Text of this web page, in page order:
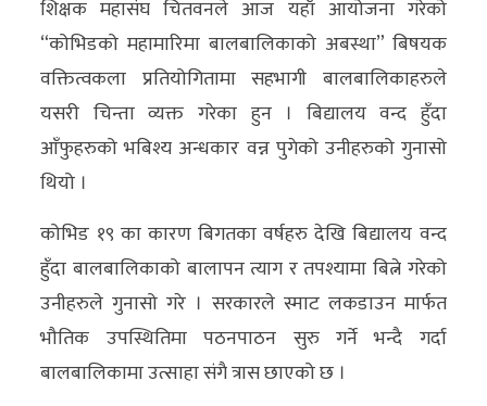
रोचक
अन्य
क्लिक
खबर
राशिफल
फोटो
ग्यालरी
भिडियो
शिक्षक महासंघ चितवनले आज यहाँ आयोजना गरेको
“कोभिडको महामारिमा बालबालिकाको अबस्था” बिषयक
वक्तित्वकला प्रतियोगितामा सहभागी बालबालिकाहरुले
यसरी चिन्ता व्यक्त गरेका हुन । बिद्यालय वन्द हुँदा
आँफुहरुको भबिश्य अन्धकार वन्न पुगेको उनीहरुको गुनासो
थियो ।
कोभिड १९ का कारण बिगतका वर्षहरु देखि बिद्यालय वन्द
हुँदा बालबालिकाको बालापन त्याग र तपश्यामा बित्ने गरेको
उनीहरुले गुनासो गरे । सरकारले स्माट लकडाउन मार्फत
भौतिक उपस्थितिमा पठनपाठन सुरु गर्ने भन्दै गर्दा
बालबालिकामा उत्साहा संगै त्रास छाएको छ ।